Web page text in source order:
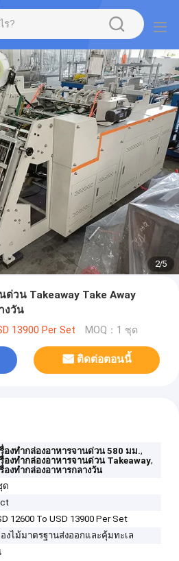
2/5
ด่วน Takeaway Take Away
งวัน
13900 Per Set MOQ：1 ชุด
ติดต่อตอนนี้
องทำกล่องอาหารจานด่วน 580 มม.,
องทำกล่องอาหารจานด่วน Takeaway,
องทำกล่องอาหารกลางวัน
ด
12600 To USD 13900 Per Set
งไม้มาตรฐานส่งออกและคุ้มทะเล